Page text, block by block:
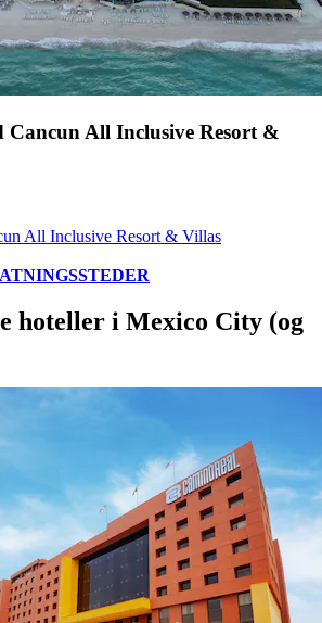
All Inclusive Resort &
All Inclusive Resort & Villas
hoteller i Mexico City (og